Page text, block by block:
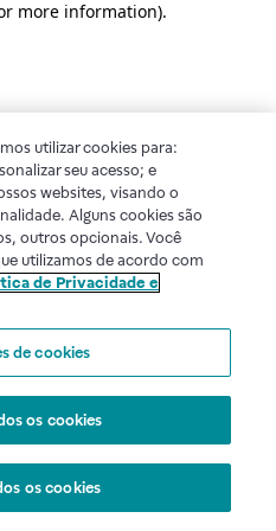
more information).
utilizar cookies para:
seu acesso; e
websites, visando o
Alguns cookies são
outros opcionais. Você
utilizamos de acordo com
de Privacidade e
de cookies
os cookies
os cookies